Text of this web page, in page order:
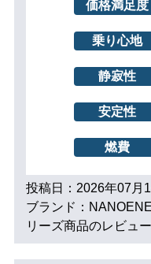
価格満足度
乗り心地
静寂性
安定性
燃費
投稿日：2026年07月
ブランド：
リーズ商品のレビュ